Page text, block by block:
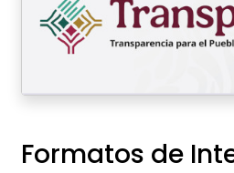
Formatos de